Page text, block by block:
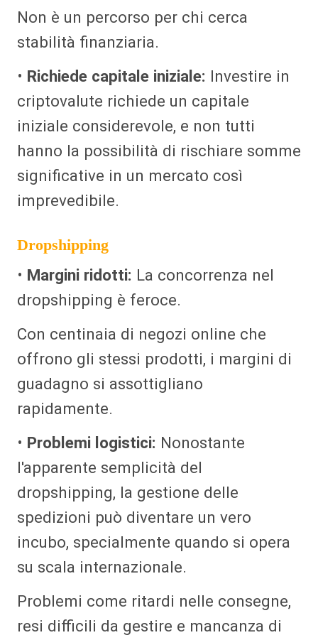
Non è un percorso per chi cerca
stabilità finanziaria.
• Richiede capitale iniziale: Investire in
criptovalute richiede un capitale
iniziale considerevole, e non tutti
hanno la possibilità di rischiare somme
significative in un mercato così
imprevedibile.
Dropshipping
• Margini ridotti: La concorrenza nel
dropshipping è feroce.
Con centinaia di negozi online che
offrono gli stessi prodotti, i margini di
guadagno si assottigliano
rapidamente.
• Problemi logistici: Nonostante
l'apparente semplicità del
dropshipping, la gestione delle
spedizioni può diventare un vero
incubo, specialmente quando si opera
su scala internazionale.
Problemi come ritardi nelle consegne,
resi difficili da gestire e mancanza di